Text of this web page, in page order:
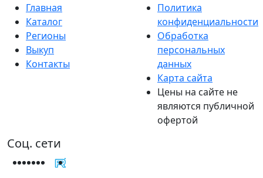
Главная
Каталог
Регионы
Выкуп
Контакты
Политика
конфиденциальности
Обработка
персональных
данных
Карта сайта
Цены на сайте не
являются публичной
офертой
Соц. сети